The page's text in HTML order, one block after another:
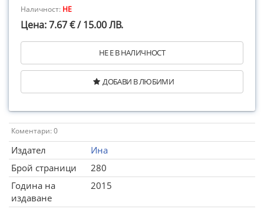
Наличност: НЕ
Цена: 7.67 € / 15.00 ЛВ.
НЕ Е В НАЛИЧНОСТ
ДОБАВИ В ЛЮБИМИ
Коментари: 0
Издател
Ина
Брой страници
280
Година на
издаване
2015